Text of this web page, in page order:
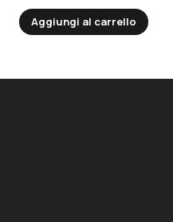
Aggiungi al carrello